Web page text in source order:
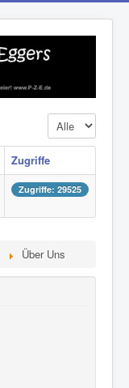
Anzeige #
Zugriffe
Zugriffe: 29525
Über Uns